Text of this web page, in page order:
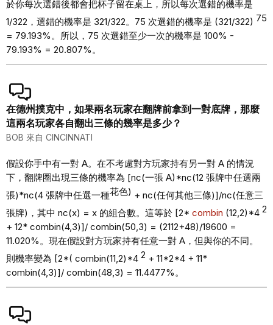
於你每次選錯後都會把杯子留在桌上，所以每次選錯的機率是
1/322，選錯的機率是 321/322。75 次選錯的機率是 (321/322) 75
= 79.193%。所以，75 次選錯至少一次的機率是 100% -
79.193% = 20.807%。
在德州撲克中，如果兩名玩家在翻牌前拿到一對底牌，那麼
這兩名玩家各自翻出三條的幾率是多少？
BOB 來自 CINCINNATI
假設你手中有一對 A。在不考慮對方玩家持有另一對 A 的情況
下，翻牌圈出現三條的機率為 [nc(一張 A)*nc(12 張牌中任選兩
張)*nc(4 張牌中任選一種花色) + nc(任何其他三條)]/nc(任意三
張牌)，其中 nc(x) = x 的組合數。這等於 [2* combin (12,2)*4 2
+ 12* combin(4,3)]/ combin(50,3) = (2112+48)/19600 =
11.020%。現在假設對方玩家持有任意一對 A，但與你的不同。
則機率變為 [2*( combin(11,2)*4 2 + 11*2*4 + 11*
combin(4,3)]/ combin(48,3) = 11.4477%。